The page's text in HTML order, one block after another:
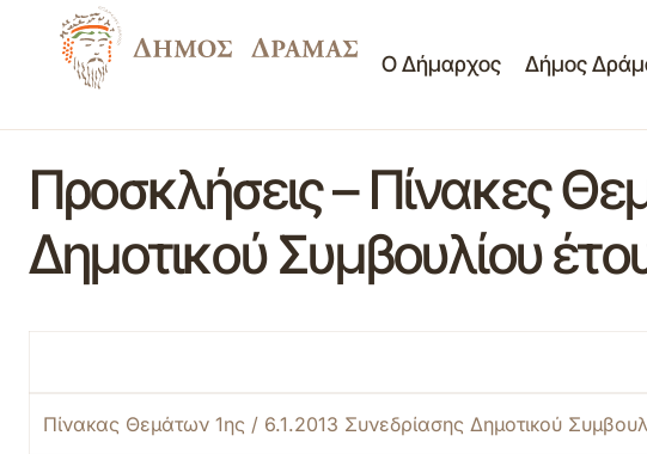
Ο Δήμαρχος Δήμος
Προσκλήσεις – Πίνακες
Δημοτικού Συμβουλίου
Πίνακας Θεμάτων 1ης / 6.1.2013 Συνεδρίασης Δημοτικού